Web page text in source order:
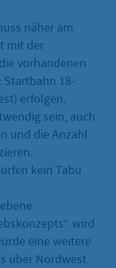
näher am
mit der
vorhandenen
Startbahn 18-
erfolgen.
sein, auch
und die Anzahl
kein Tabu
wird
eine weitere
über Nordwest